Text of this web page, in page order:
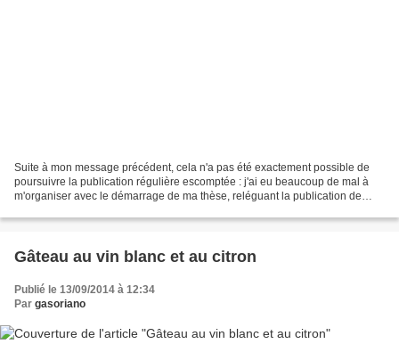
Suite à mon message précédent, cela n'a pas été exactement possible de
poursuivre la publication régulière escomptée : j'ai eu beaucoup de mal à
m'organiser avec le démarrage de ma thèse, reléguant la publication de
Gâteau au vin blanc et au citron
Publié le 13/09/2014 à 12:34
Par gasoriano